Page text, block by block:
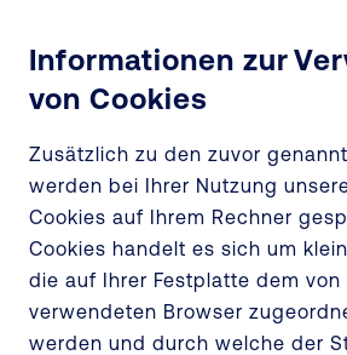
Informationen zur
von Cookies
Zusätzlich zu den zuvor
werden bei Ihrer Nutzung
Cookies auf Ihrem Rechner
Cookies handelt es sich um
die auf Ihrer Festplatte dem von
verwendeten Browser
werden und durch welche der